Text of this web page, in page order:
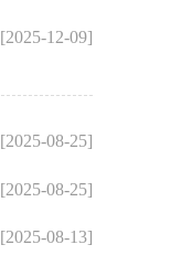
[2025-12-09]
[2025-08-25]
[2025-08-25]
[2025-08-13]